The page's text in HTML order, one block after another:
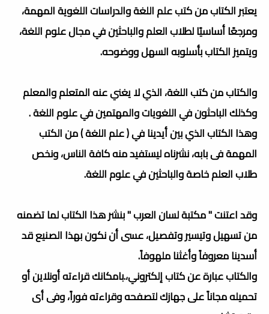
يعتبر الكتاب من كتب علم اللغة والدراسات اللغوية المهمة،
ومرجعًا أساسيًا لطلاب العلم والباحثين في مجال علوم اللغة،
ويتميز الكتاب بأسلوبه السهل ووضوحه.
والكتاب من كتب اللغة، الذي لا يغني عنه المتعلم والمعلم
وكذلك الباحثون في اللغويات والمهتمين في علوم اللغة .
وهذا الكتاب الذي بين أيدينا في ( علم اللغة ) من الكتب
المهمة فى بابه، نشرناه ليستفيد منه كافة الناس، ونخص
طلاب العلم خاصة والباحثين في علوم اللغة.
وقد اعتنت " مكتبة لسان العرب " بنشر هذا الكتاب لما تضمنه
من تسهيل وتيسير وتفصيل، عسى أن نكون بهذا الصنيع قد
أسدينا معروفاً وأغثنا ملهوفاً.
والكتاب عبارة عن كتاب إلكتروني،.بامكانك قراءته أونلاين أو
تحميله مجاناً على جهازك لتصفحه وقراءته فوراً، وفى أى